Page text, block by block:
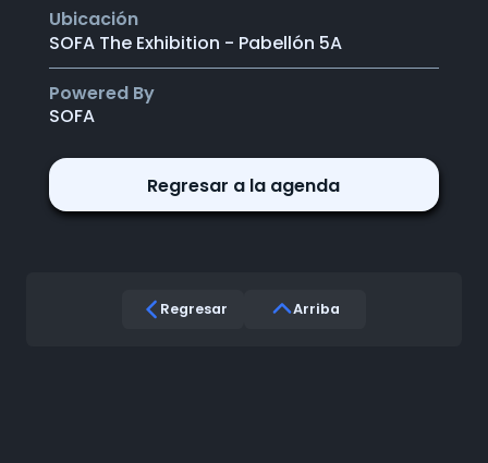
Ubicación
SOFA The Exhibition - Pabellón 5A
Powered By
SOFA
Regresar a la agenda
Regresar Arriba